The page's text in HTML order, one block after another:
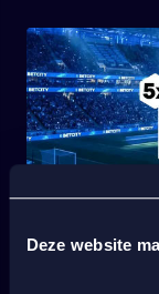
Deze website